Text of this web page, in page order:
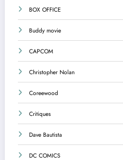
BOX OFFICE
Buddy movie
CAPCOM
Christopher Nolan
Coreewood
Critiques
Dave Bautista
DC COMICS